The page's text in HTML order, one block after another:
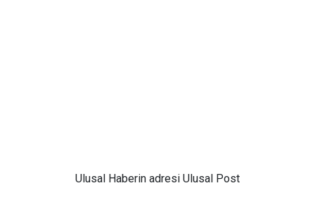
Ulusal Haberin adresi Ulusal Post